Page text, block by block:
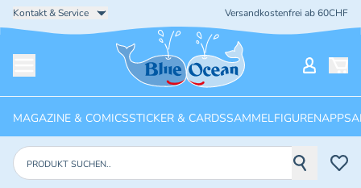
Kontakt & Service Versandkostenfrei ab 60CHF
Startseite
MAGAZINE & COMICSSTICKER & CARDSSAMMELFIGURENAPPS
Produkte suchen